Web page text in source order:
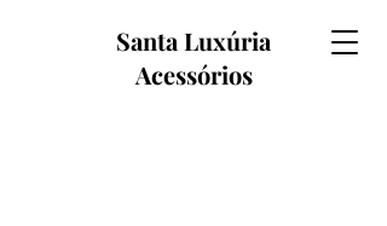
Santa Luxúria
Acessórios